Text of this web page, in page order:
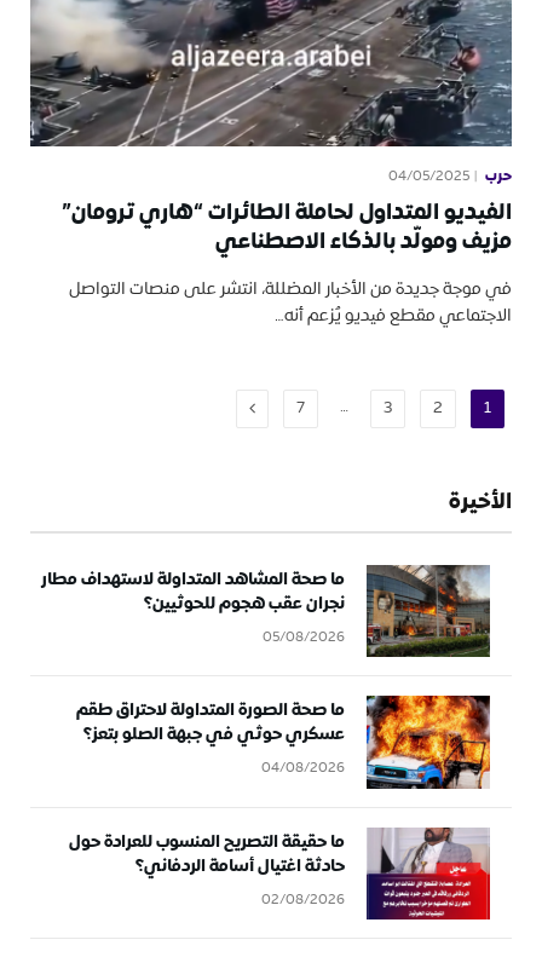
حرب 04/05/2025
الفيديو المتداول لحاملة الطائرات “هاري ترومان”
مزيف ومولّد بالذكاء الاصطناعي
في موجة جديدة من الأخبار المضللة، انتشر على منصات التواصل
الاجتماعي مقطع فيديو يُزعم أنه…
1
2
3
…
7 التالي
الأخيرة
ما صحة المشاهد المتداولة لاستهداف مطار
نجران عقب هجوم للحوثيين؟
05/08/2026
ما صحة الصورة المتداولة لاحتراق طقم
عسكري حوثي في جبهة الصلو بتعز؟
04/08/2026
ما حقيقة التصريح المنسوب للعرادة حول
حادثة اغتيال أسامة الردفاني؟
02/08/2026